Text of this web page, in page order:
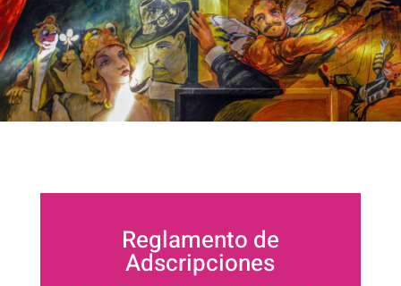
Reglamento de
Adscripciones